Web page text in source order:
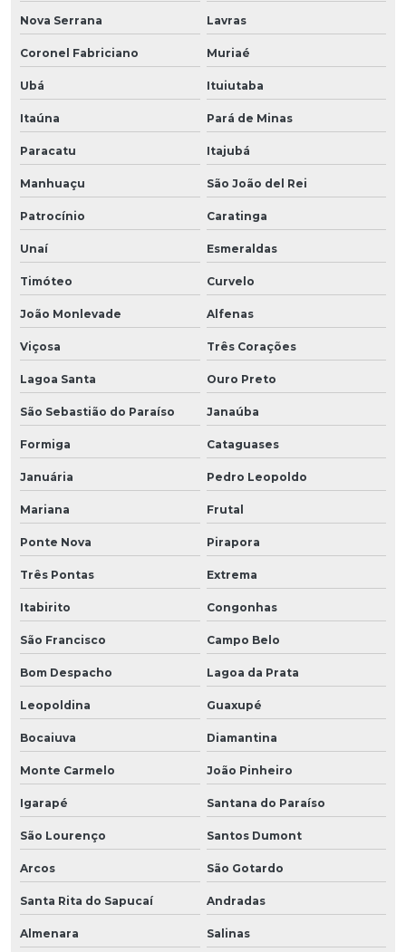
Nova Serrana Lavras
Coronel Fabriciano Muriaé
Ubá Ituiutaba
Itaúna Pará de Minas
Paracatu Itajubá
Manhuaçu São João del Rei
Patrocínio Caratinga
Unaí Esmeraldas
Timóteo Curvelo
João Monlevade Alfenas
Viçosa Três Corações
Lagoa Santa Ouro Preto
São Sebastião do Paraíso Janaúba
Formiga Cataguases
Januária Pedro Leopoldo
Mariana Frutal
Ponte Nova Pirapora
Três Pontas Extrema
Itabirito Congonhas
São Francisco Campo Belo
Bom Despacho Lagoa da Prata
Leopoldina Guaxupé
Bocaiuva Diamantina
Monte Carmelo João Pinheiro
Igarapé Santana do Paraíso
São Lourenço Santos Dumont
Arcos São Gotardo
Santa Rita do Sapucaí Andradas
Almenara Salinas